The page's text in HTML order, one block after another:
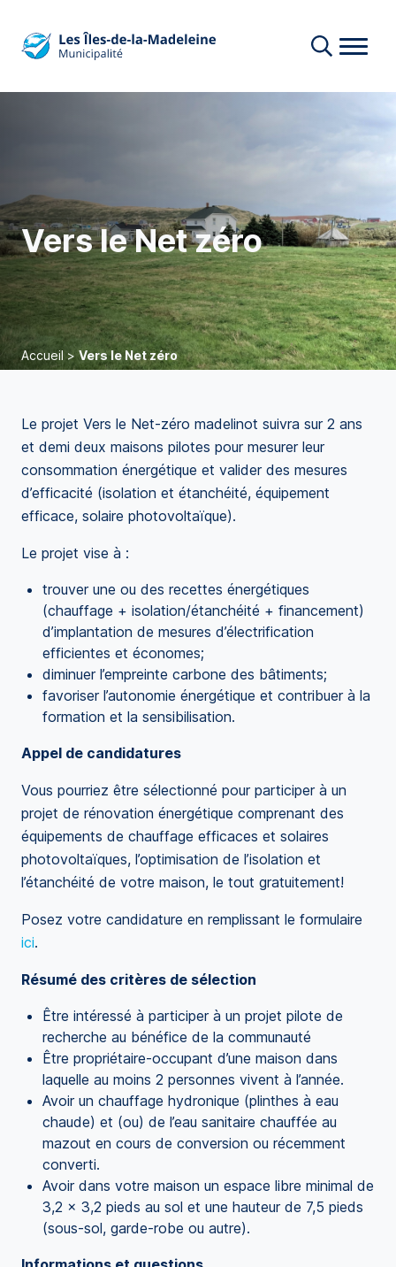
Vers le Net zéro
Accueil >Vers le Net zéro
Le projet Vers le Net-zéro madelinot suivra sur 2 ans
et demi deux maisons pilotes pour mesurer leur
consommation énergétique et valider des mesures
d’efficacité (isolation et étanchéité, équipement
efficace, solaire photovoltaïque).
Le projet vise à :
trouver une ou des recettes énergétiques
(chauffage + isolation/étanchéité + financement)
d’implantation de mesures d’électrification
efficientes et économes;
diminuer l’empreinte carbone des bâtiments;
favoriser l’autonomie énergétique et contribuer à la
formation et la sensibilisation.
Appel de candidatures
Vous pourriez être sélectionné pour participer à un
projet de rénovation énergétique comprenant des
équipements de chauffage efficaces et solaires
photovoltaïques, l’optimisation de l’isolation et
l’étanchéité de votre maison, le tout gratuitement!
Posez votre candidature en remplissant le formulaire
ici.
Résumé des critères de sélection
Être intéressé à participer à un projet pilote de
recherche au bénéfice de la communauté
Être propriétaire-occupant d’une maison dans
laquelle au moins 2 personnes vivent à l’année.
Avoir un chauffage hydronique (plinthes à eau
chaude) et (ou) de l’eau sanitaire chauffée au
mazout en cours de conversion ou récemment
converti.
Avoir dans votre maison un espace libre minimal de
3,2 x 3,2 pieds au sol et une hauteur de 7,5 pieds
(sous-sol, garde-robe ou autre).